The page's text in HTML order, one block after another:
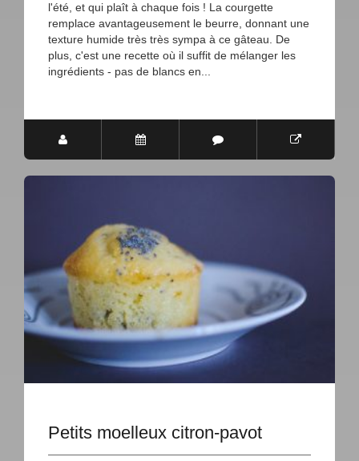
l'été, et qui plaît à chaque fois ! La courgette
remplace avantageusement le beurre, donnant une
texture humide très très sympa à ce gâteau. De
plus, c'est une recette où il suffit de mélanger les
ingrédients - pas de blancs en...
Petits moelleux citron-pavot